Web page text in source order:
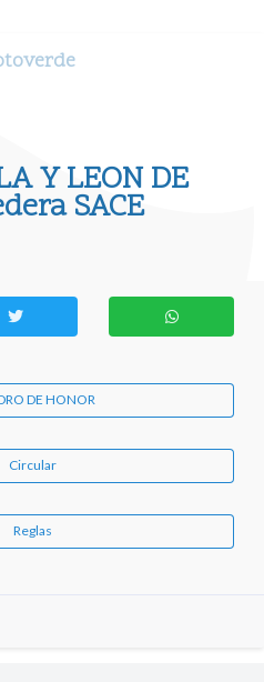
Y LEON DE
SACE
DE HONOR
Circular
Reglas